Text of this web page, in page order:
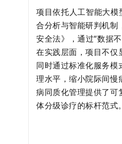
项目依托人工智能大
合分析与智能研判机制
安全法》，通过“数据
在实践层面，项目不仅
同时通过标准化服务
理水平，缩小院际间慢
病同质化管理提供了可
体分级诊疗的标杆范式。